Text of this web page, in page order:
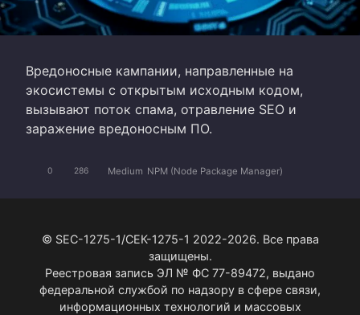
Вредоносные кампании, направленные на
экосистемы с открытым исходным кодом,
вызывают поток спама, отравление SEO и
заражение вредоносным ПО.
0 286 Medium NPM (Node Package Manager)
© SEC-1275-1/СЕК-1275-1 2022-2026. Все права
защищены.
Реестровая запись ЭЛ № ФС 77-89472, выдано
федеральной службой по надзору в сфере связи,
информационных технологий и массовых